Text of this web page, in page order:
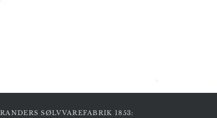
RANDERS SØLVVAREFABRIK 1853: